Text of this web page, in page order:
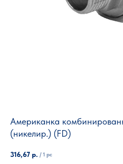
Американка
(никелир.) (FD)
316,67 р. / 1 pc